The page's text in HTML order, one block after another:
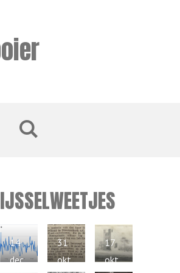
IJSSELWEETJES
14
dec
31
okt
17
okt